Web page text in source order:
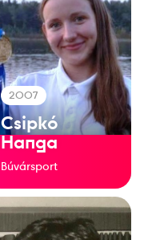
2007
Csipkó
Hanga
Búvársport